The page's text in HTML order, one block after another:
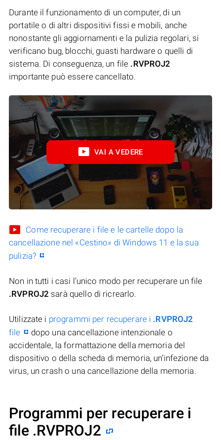
Durante il funzionamento di un computer, di un
portatile o di altri dispositivi fissi e mobili, anche
nonostante gli aggiornamenti e la pulizia regolari, si
verificano bug, blocchi, guasti hardware o quelli di
sistema. Di conseguenza, un file .RVPROJ2
importante può essere cancellato.
VAI A VEDERE
Come recuperare i file e le cartelle dopo la
cancellazione nel «Cestino» di Windows 11 e la sua
pulizia?
Non in tutti i casi l’unico modo per recuperare un file
.RVPROJ2 sarà quello di ricrearlo.
Utilizzate i programmi per recuperare i .RVPROJ2
file
dopo una cancellazione intenzionale o
accidentale, la formattazione della memoria del
dispositivo o della scheda di memoria, un’infezione da
virus, un crash o una cancellazione della memoria.
Programmi per recuperare i
file .RVPROJ2